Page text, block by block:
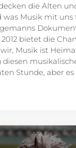
die Alten
Musik mit uns
bietet die
Musik ist
Stunde, aber es